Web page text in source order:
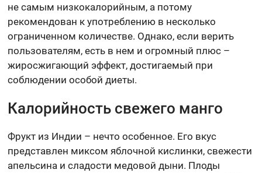
не самым низкокалорийным, а потому
рекомендован к употреблению в несколько
ограниченном количестве. Однако, если верить
пользователям, есть в нем и огромный плюс –
жиросжигающий эффект, достигаемый при
соблюдении особой диеты.
Калорийность свежего манго
Фрукт из Индии – нечто особенное. Его вкус
представлен миксом яблочной кислинки, свежести
апельсина и сладости медовой дыни. Плоды